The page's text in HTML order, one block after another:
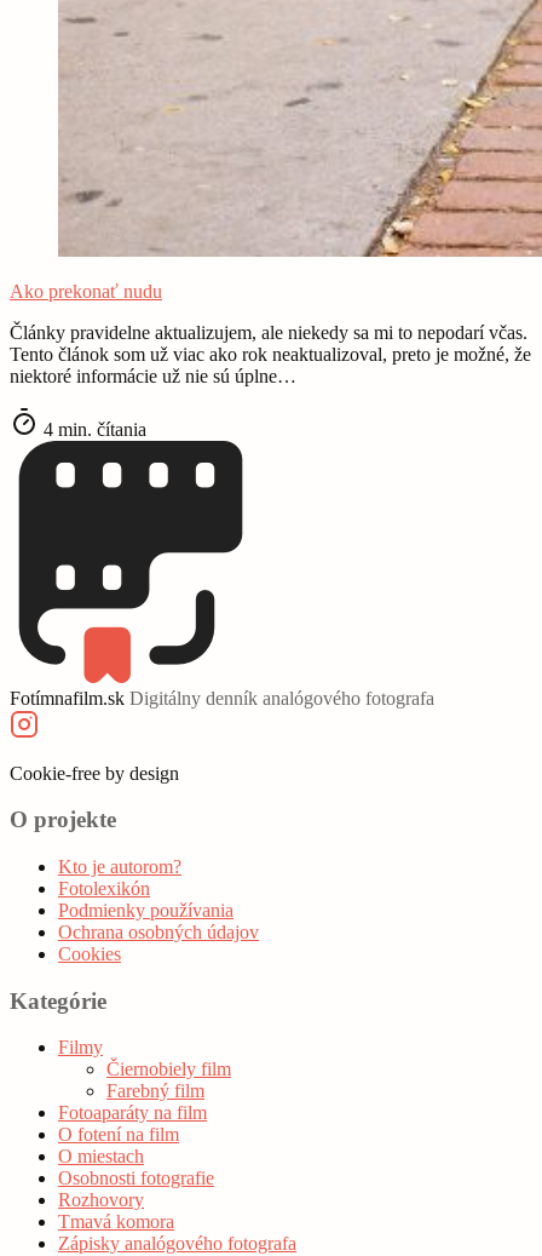
Ako prekonať nudu
Články pravidelne aktualizujem, ale niekedy sa mi to nepodarí včas.
Tento článok som už viac ako rok neaktualizoval, preto je možné, že
niektoré informácie už nie sú úplne…
4 min. čítania
Fotímnafilm.sk Digitálny denník analógového fotografa
Cookie‑free by design
O projekte
Kto je autorom?
Fotolexikón
Podmienky používania
Ochrana osobných údajov
Cookies
Kategórie
Filmy
Čiernobiely film
Farebný film
Fotoaparáty na film
O fotení na film
O miestach
Osobnosti fotografie
Rozhovory
Tmavá komora
Zápisky analógového fotografa